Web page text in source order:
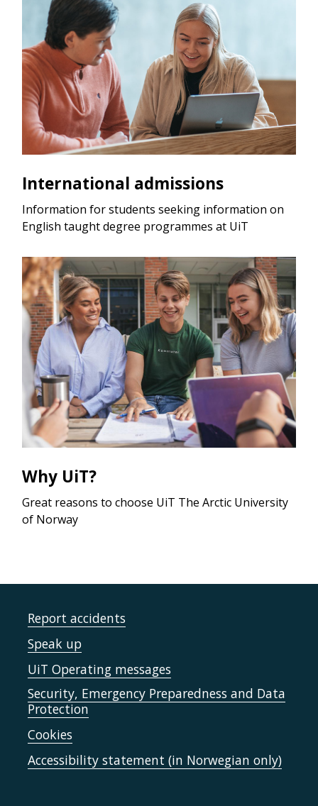
International admissions
Information for students seeking information on
English taught degree programmes at UiT
Why UiT?
Great reasons to choose UiT The Arctic University
of Norway
Report accidents
Speak up
UiT Operating messages
Security, Emergency Preparedness and Data
Protection
Cookies
Accessibility statement (in Norwegian only)